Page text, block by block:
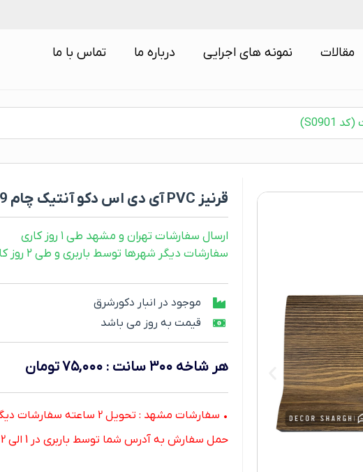
مقالات نمونه های اجرایی درباره ما تماس با ما
قرنیز PVC آی دی اس دکو آنتیک چام 9 سانت (کد S0901)
ارسال سفارشات تهران و مشهد طی ۱ روز کاری
سفارشات دیگر شهرها توسط باربری و طی ۲ روز کاری
موجود در انبار دکورشرق
قیمت به روز می باشد
هر شاخه ۳۰۰ سانت : ۷۵,۰۰۰تومان
حمل سفارش به آدرس شما توسط باربری در 1 الی 2 روز کاری